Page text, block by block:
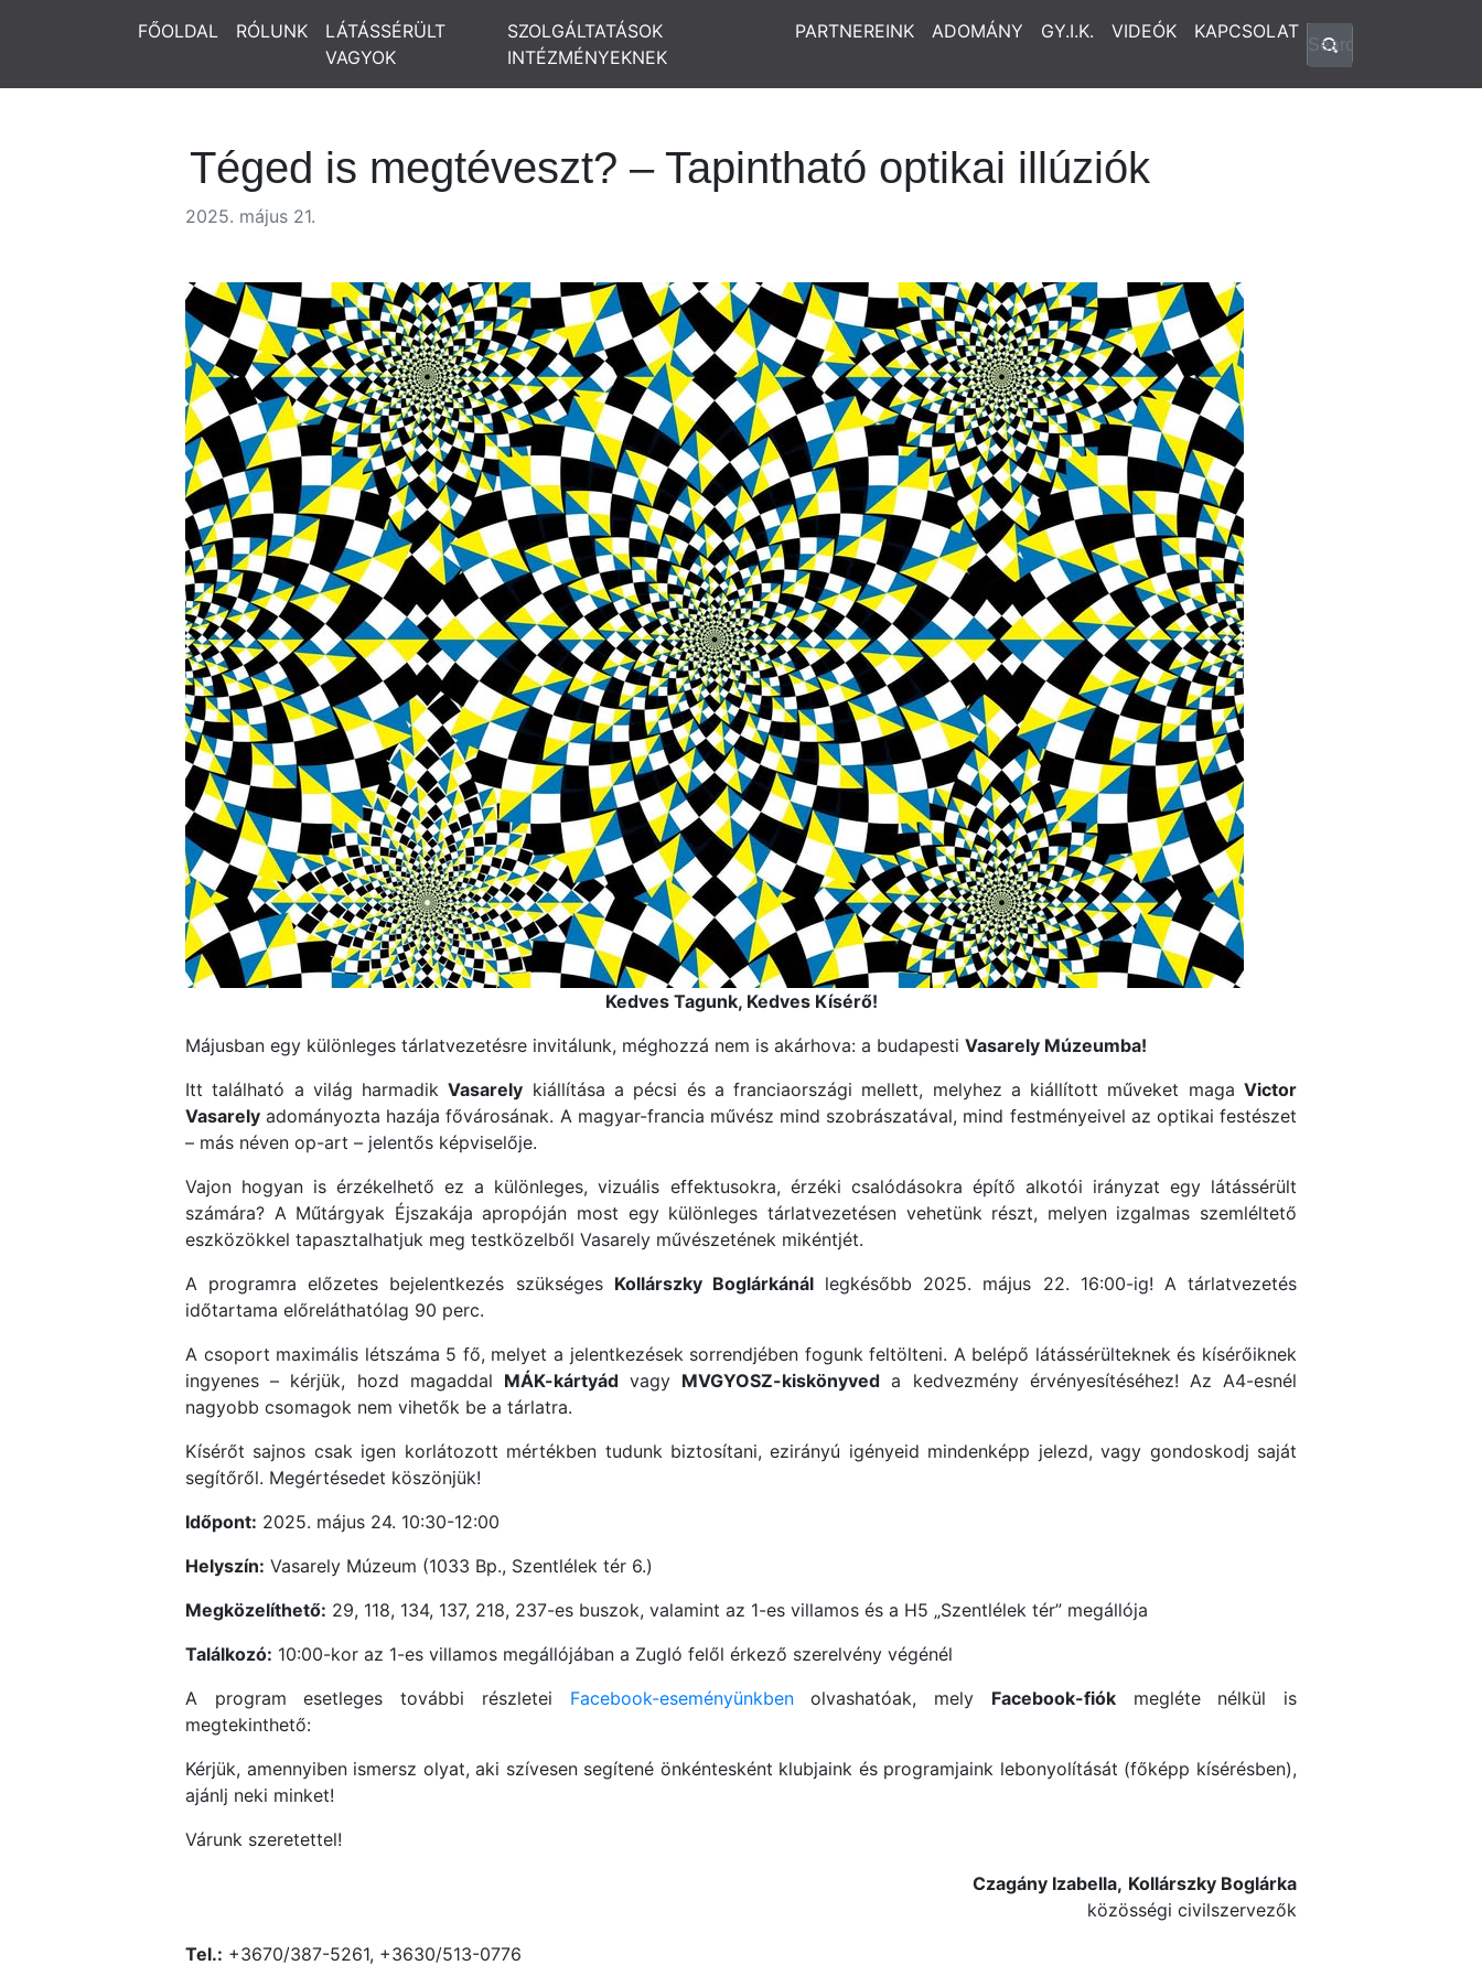
FŐOLDAL RÓLUNK
LÁTÁSSÉRÜLT
VAGYOK
SZOLGÁLTATÁSOK
INTÉZMÉNYEKNEK
PARTNEREINK ADOMÁNY GY.I.K. VIDEÓK KAPCSOLAT
Téged is megtéveszt? – Tapintható optikai illúziók
2025. május 21.
Kedves Tagunk, Kedves Kísérő!
Májusban egy különleges tárlatvezetésre invitálunk, méghozzá nem is akárhova: a budapesti Vasarely Múzeumba!
Itt található a világ harmadikVasarely kiállítása a pécsi és a franciaországi mellett, melyhez a kiállított műveket magaVictor
Vasarely adományozta hazája fővárosának. A magyar-francia művész mind szobrászatával, mind festményeivel az optikai festészet
– más néven op-art – jelentős képviselője.
Vajon hogyan is érzékelhető ez a különleges, vizuális effektusokra, érzéki csalódásokra építő alkotói irányzat egy látássérült
számára? A Műtárgyak Éjszakája apropóján most egy különleges tárlatvezetésen vehetünk részt, melyen izgalmas szemléltető
eszközökkel tapasztalhatjuk meg testközelből Vasarely művészetének mikéntjét.
A programra előzetes bejelentkezés szükséges Kollárszky Boglárkánállegkésőbb 2025. május 22. 16:00-ig! A tárlatvezetés
időtartama előreláthatólag 90 perc.
A csoport maximális létszáma 5 fő, melyet a jelentkezések sorrendjében fogunk feltölteni. A belépő látássérülteknek és kísérőiknek
ingyenes – kérjük, hozd magaddal MÁK-kártyádvagy MVGYOSZ-kiskönyved a kedvezmény érvényesítéséhez! Az A4-esnél
nagyobb csomagok nem vihetők be a tárlatra.
Kísérőt sajnos csak igen korlátozott mértékben tudunk biztosítani, ezirányú igényeid mindenképp jelezd, vagy gondoskodj saját
segítőről. Megértésedet köszönjük!
Időpont: 2025. május 24. 10:30-12:00
Helyszín: Vasarely Múzeum (1033 Bp., Szentlélek tér 6.)
Megközelíthető: 29, 118, 134, 137, 218, 237-es buszok, valamint az 1-es villamos és a H5 „Szentlélek tér” megállója
Találkozó: 10:00-kor az 1-es villamos megállójában a Zugló felől érkező szerelvény végénél
A program esetleges további részletei Facebook-eseményünkbenolvashatóak, mely Facebook-fiókmegléte nélkül is
megtekinthető:
Kérjük, amennyiben ismersz olyat, aki szívesen segítené önkéntesként klubjaink és programjaink lebonyolítását (főképp kísérésben),
ajánlj neki minket!
Várunk szeretettel!
Czagány Izabella, Kollárszky Boglárka
közösségi civilszervezők
Tel.: +3670/387-5261, +3630/513-0776